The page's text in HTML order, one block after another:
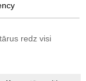
redz visi